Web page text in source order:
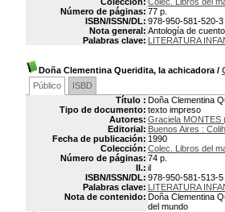
Número de páginas: 77 p.
ISBN/ISSN/DL: 978-950-581-520-3
Nota general: Antología de
Palabras clave: LITERATURA
Doña Clementina Queridita, la achicadora /
Público
ISBD
Título : Doña Clementina
Tipo de documento: texto impreso
Autores: Graciela MONTES
Editorial: Buenos Aires :
Fecha de publicación: 1990
Colección: Colec. Libros del
Número de páginas: 74 p.
Il.: il
ISBN/ISSN/DL: 978-950-581-513-5
Palabras clave: LITERATURA
Nota de contenido: Doña Clementina
del mundo